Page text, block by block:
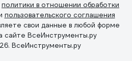
политики в отношении обработки
пользовательского соглашения
свои данные в любой форме
сайте ВсеИнструменты.ру
ВсеИнструменты.ру